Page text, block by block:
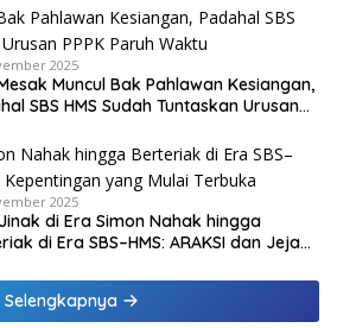
2025
Muncul Bak Pahlawan Kesiangan,
SBS HMS Sudah Tuntaskan Urusan
2025
di Era Simon Nahak hingga
di Era SBS–HMS: ARAKSI dan Jejak
Selengkapnya